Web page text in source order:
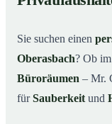
04So einfach
Typische
Sie suchen einen
Oberasbach? Ob im
Büroräumen – Mr.
fürSauberkeit und